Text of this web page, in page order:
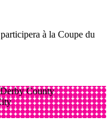
à la Coupe du
County